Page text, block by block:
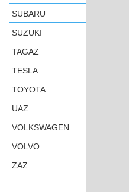
SUBARU
SUZUKI
TAGAZ
TESLA
TOYOTA
UAZ
VOLKSWAGEN
VOLVO
ZAZ